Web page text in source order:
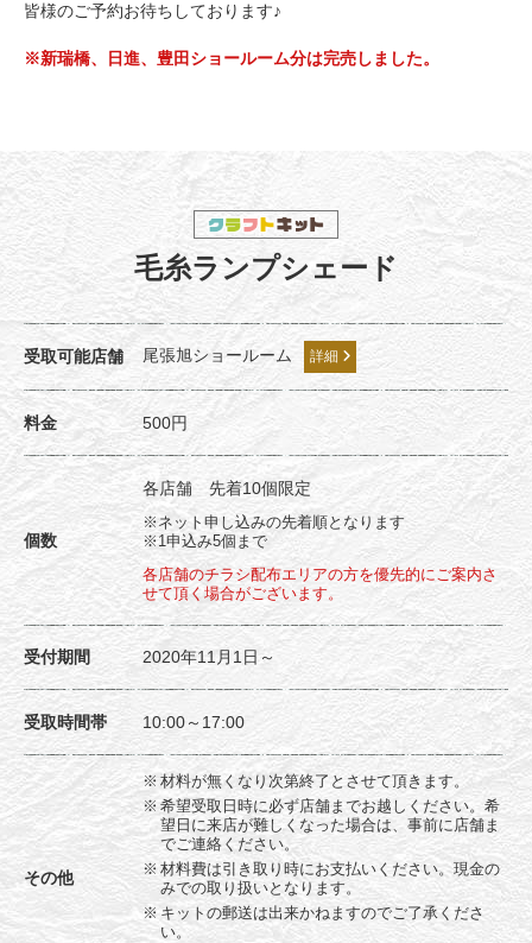
皆様のご予約お待ちしております♪
※新瑞橋、日進、豊田ショールーム分は完売しました。
毛糸ランプシェード
受取可能店舗 尾張旭ショールーム 詳細
料金 500円
個数
各店舗 先着10個限定
※ネット申し込みの先着順となります
※1申込み5個まで
各店舗のチラシ配布エリアの方を優先的にご案内さ
せて頂く場合がございます。
受付期間 2020年11月1日～
受取時間帯 10:00～17:00
その他
材料が無くなり次第終了とさせて頂きます。
希望受取日時に必ず店舗までお越しください。希
望日に来店が難しくなった場合は、事前に店舗ま
でご連絡ください。
材料費は引き取り時にお支払いください。現金の
みでの取り扱いとなります。
キットの郵送は出来かねますのでご了承くださ
い。